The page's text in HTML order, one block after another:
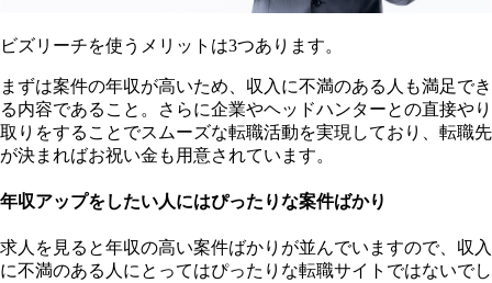
ビズリーチを使うメリットは3つあります。
まずは案件の年収が高いため、収入に不満のある人も満足でき
る内容であること。さらに企業やヘッドハンターとの直接やり
取りをすることでスムーズな転職活動を実現しており、転職先
が決まればお祝い金も用意されています。
年収アップをしたい人にはぴったりな案件ばかり
求人を見ると年収の高い案件ばかりが並んでいますので、収入
に不満のある人にとってはぴったりな転職サイトではないでし